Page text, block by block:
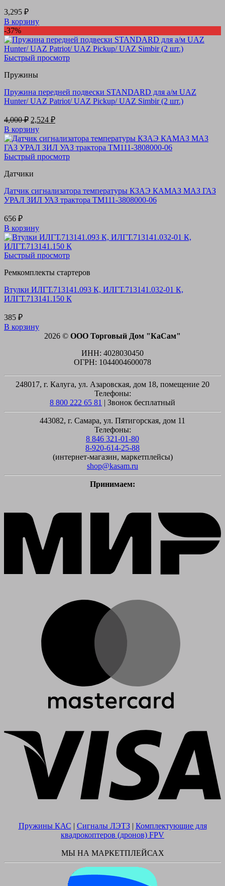
3,295 ₽
В корзину
-37%
Быстрый просмотр
Пружины
Пружина передней подвески STANDARD для а/м UAZ
Hunter/ UAZ Patriot/ UAZ Pickup/ UAZ Simbir (2 шт.)
4,000₽ Первоначальная
цена
составляла
4,000 ₽.
2,524 ₽Текущая
2,524 ₽.
В корзину
Быстрый просмотр
Датчики
Датчик сигнализатора температуры КЗАЭ КАМАЗ МАЗ ГАЗ
УРАЛ ЗИЛ УАЗ трактора ТМ111-3808000-06
656 ₽
В корзину
Быстрый просмотр
Ремкомплекты стартеров
Втулки ИЛГТ.713141.093 К, ИЛГТ.713141.032-01 К,
ИЛГТ.713141.150 К
385 ₽
В корзину
2026 © ООО Торговый Дом "КаСам"
ИНН: 4028030450
ОГРН: 1044004600078
248017, г. Калуга, ул. Азаровская, дом 18, помещение 20
Телефоны:
8 800 222 65 81 | Звонок бесплатный
443082, г. Самара, ул. Пятигорская, дом 11
Телефоны:
8 846 321-01-80
8-920-614-25-88
(интернет-магазин, маркетплейсы)
shop@kasam.ru
Принимаем:
Пружины КАС | Сигналы ЛЭТЗ| Комплектующие для
квадрокоптеров (дронов) FPV
МЫ НА МАРКЕТПЛЕЙСАХ